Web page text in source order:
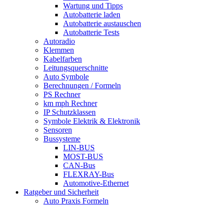
Wartung und Tipps
Autobatterie laden
Autobatterie austauschen
Autobatterie Tests
Autoradio
Klemmen
Kabelfarben
Leitungsquerschnitte
Auto Symbole
Berechnungen / Formeln
PS Rechner
km mph Rechner
IP Schutzklassen
Symbole Elektrik & Elektronik
Sensoren
Bussysteme
LIN-BUS
MOST-BUS
CAN-Bus
FLEXRAY-Bus
Automotive-Ethernet
Ratgeber und Sicherheit
Auto Praxis Formeln